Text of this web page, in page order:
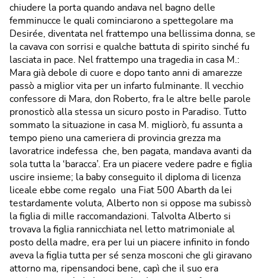
chiudere la porta quando andava nel bagno delle
femminucce le quali cominciarono a spettegolare ma
Desirée, diventata nel frattempo una bellissima donna, se
la cavava con sorrisi e qualche battuta di spirito sinché fu
lasciata in pace. Nel frattempo una tragedia in casa M.:
Mara già debole di cuore e dopo tanto anni di amarezze
passò a miglior vita per un infarto fulminante. Il vecchio
confessore di Mara, don Roberto, fra le altre belle parole
pronosticò alla stessa un sicuro posto in Paradiso. Tutto
sommato la situazione in casa M. migliorò, fu assunta a
tempo pieno una cameriera di provincia grezza ma
lavoratrice indefessa che, ben pagata, mandava avanti da
sola tutta la ‘baracca’. Era un piacere vedere padre e figlia
uscire insieme; la baby conseguito il diploma di licenza
liceale ebbe come regalo una Fiat 500 Abarth da lei
testardamente voluta, Alberto non si oppose ma subissò
la figlia di mille raccomandazioni. Talvolta Alberto si
trovava la figlia rannicchiata nel letto matrimoniale al
posto della madre, era per lui un piacere infinito in fondo
aveva la figlia tutta per sé senza mosconi che gli giravano
attorno ma, ripensandoci bene, capì che il suo era